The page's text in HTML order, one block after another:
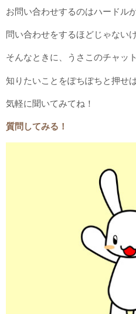
お問い合わせするのはハードル
問い合わせをするほどじゃない
そんなときに、うさこのチャッ
知りたいことをぽちぽちと押せ
気軽に聞いてみてね！
質問してみる！